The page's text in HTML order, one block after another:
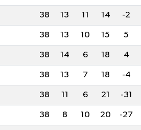
38 13 11 14 -2
38 13 10 15 5
38 14 6 18 4
38 13 7 18 -4
38 11 6 21 -31
38 8 10 20 -27